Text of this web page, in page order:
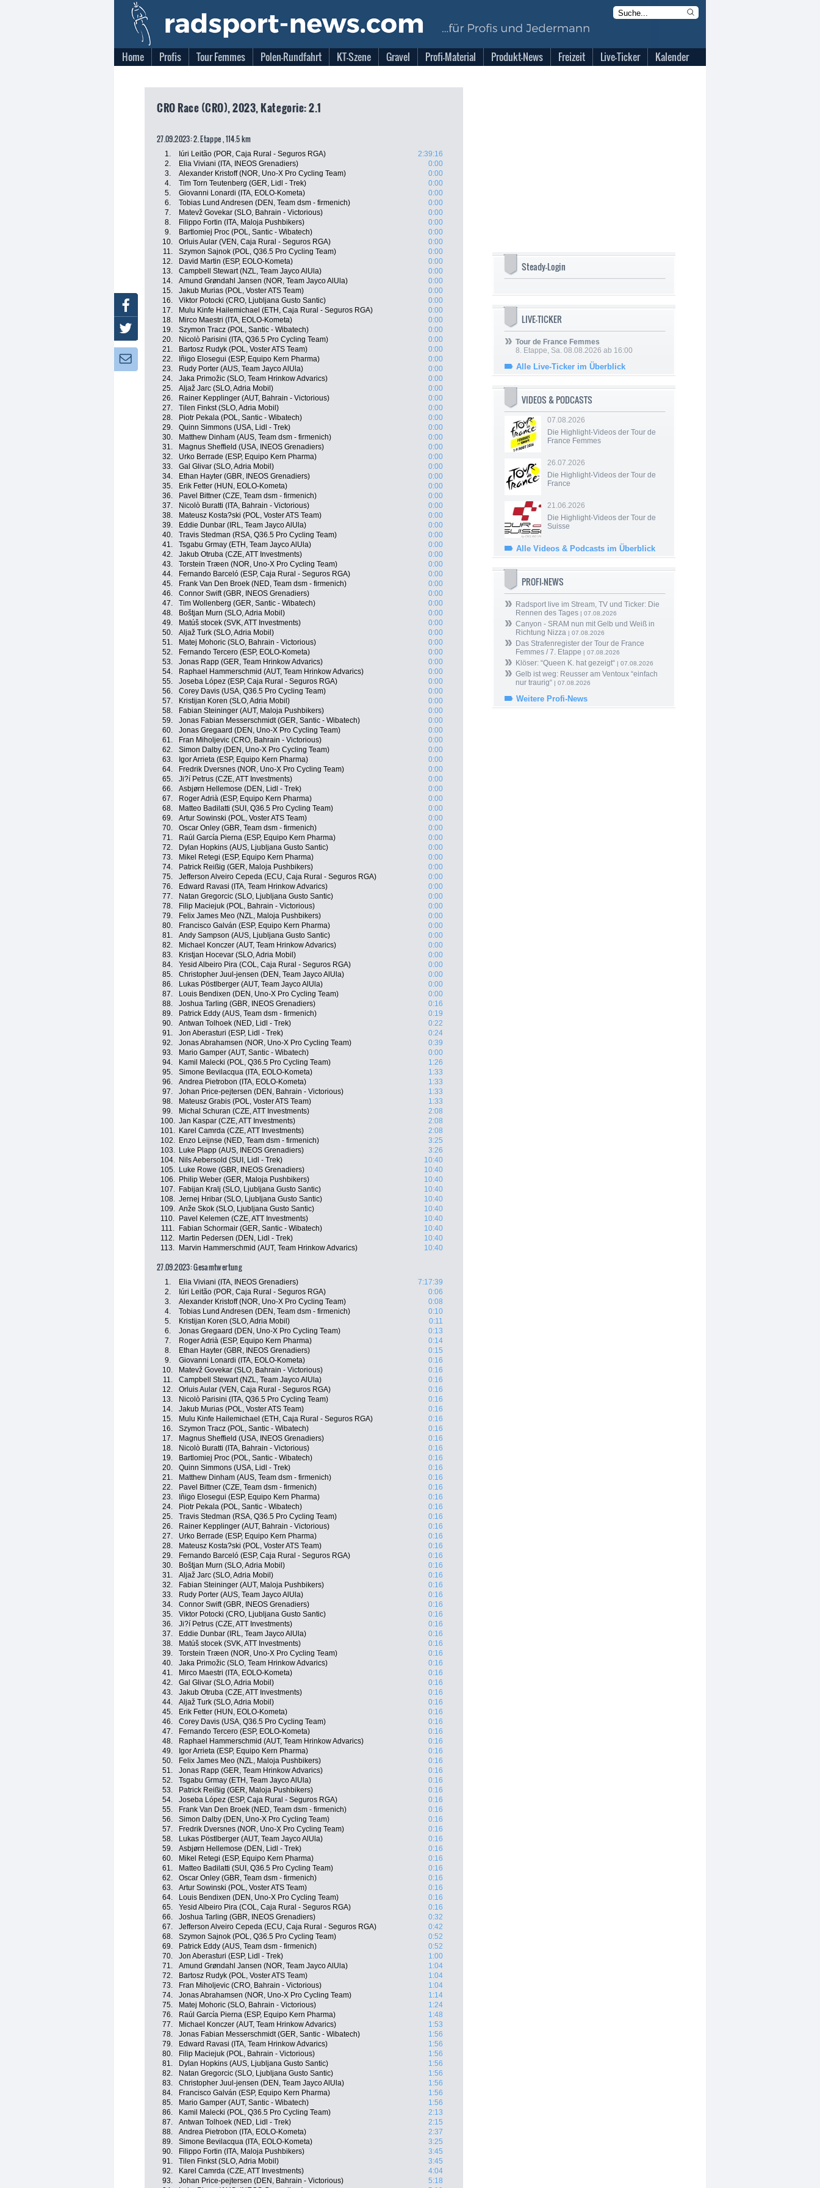
Home Profis Tour Femmes Polen-Rundfahrt KT-Szene Gravel Profi-Material Produkt-News Freizeit Live-Ticker Kalender
CRO Race (CRO), 2023, Kategorie: 2.1
27.09.2023: 2. Etappe , 114.5 km
1. Iúri Leitão (POR, Caja Rural - Seguros RGA)
2:39:16
2.
Elia Viviani (ITA, INEOS Grenadiers)
0:00
3.
Alexander Kristoff (NOR, Uno-X Pro Cycling Team)
0:00
4.
Tim Torn Teutenberg (GER, Lidl - Trek)
0:00
5.
Giovanni Lonardi (ITA, EOLO-Kometa)
0:00
6.
Tobias Lund Andresen (DEN, Team dsm - firmenich)
0:00
7.
Matevž Govekar (SLO, Bahrain - Victorious)
0:00
8.
Filippo Fortin (ITA, Maloja Pushbikers)
0:00
9.
Bartlomiej Proc (POL, Santic - Wibatech)
0:00
10.
Orluis Aular (VEN, Caja Rural - Seguros RGA)
0:00
11.
Szymon Sajnok (POL, Q36.5 Pro Cycling Team)
0:00
12.
David Martin (ESP, EOLO-Kometa)
0:00
13.
Campbell Stewart (NZL, Team Jayco AlUla)
0:00
14.
Amund Grøndahl Jansen (NOR, Team Jayco AlUla)
0:00
15.
Jakub Murias (POL, Voster ATS Team)
0:00
16.
Viktor Potocki (CRO, Ljubljana Gusto Santic)
0:00
17.
Mulu Kinfe Hailemichael (ETH, Caja Rural - Seguros RGA)
0:00
18.
Mirco Maestri (ITA, EOLO-Kometa)
0:00
19.
Szymon Tracz (POL, Santic - Wibatech)
0:00
20.
Nicolò Parisini (ITA, Q36.5 Pro Cycling Team)
0:00
21.
Bartosz Rudyk (POL, Voster ATS Team)
0:00
22.
Iñigo Elosegui (ESP, Equipo Kern Pharma)
0:00
23.
Rudy Porter (AUS, Team Jayco AlUla)
0:00
24.
Jaka Primožic (SLO, Team Hrinkow Advarics)
0:00
25.
Aljaž Jarc (SLO, Adria Mobil)
0:00
26.
Rainer Kepplinger (AUT, Bahrain - Victorious)
0:00
27.
Tilen Finkst (SLO, Adria Mobil)
0:00
28.
Piotr Pekala (POL, Santic - Wibatech)
0:00
29.
Quinn Simmons (USA, Lidl - Trek)
0:00
30.
Matthew Dinham (AUS, Team dsm - firmenich)
0:00
31.
Magnus Sheffield (USA, INEOS Grenadiers)
0:00
32.
Urko Berrade (ESP, Equipo Kern Pharma)
0:00
33.
Gal Glivar (SLO, Adria Mobil)
0:00
34.
Ethan Hayter (GBR, INEOS Grenadiers)
0:00
35.
Erik Fetter (HUN, EOLO-Kometa)
0:00
36.
Pavel Bittner (CZE, Team dsm - firmenich)
0:00
37.
Nicolò Buratti (ITA, Bahrain - Victorious)
0:00
38.
Mateusz Kosta?ski (POL, Voster ATS Team)
0:00
39.
Eddie Dunbar (IRL, Team Jayco AlUla)
0:00
40.
Travis Stedman (RSA, Q36.5 Pro Cycling Team)
0:00
41.
Tsgabu Grmay (ETH, Team Jayco AlUla)
0:00
42.
Jakub Otruba (CZE, ATT Investments)
0:00
43.
Torstein Træen (NOR, Uno-X Pro Cycling Team)
0:00
44.
Fernando Barceló (ESP, Caja Rural - Seguros RGA)
0:00
45.
Frank Van Den Broek (NED, Team dsm - firmenich)
0:00
46.
Connor Swift (GBR, INEOS Grenadiers)
0:00
47.
Tim Wollenberg (GER, Santic - Wibatech)
0:00
48.
Boštjan Murn (SLO, Adria Mobil)
0:00
49.
Matúš stocek (SVK, ATT Investments)
0:00
50.
Aljaž Turk (SLO, Adria Mobil)
0:00
51.
Matej Mohoric (SLO, Bahrain - Victorious)
0:00
52.
Fernando Tercero (ESP, EOLO-Kometa)
0:00
53.
Jonas Rapp (GER, Team Hrinkow Advarics)
0:00
54.
Raphael Hammerschmid (AUT, Team Hrinkow Advarics)
0:00
55.
Joseba López (ESP, Caja Rural - Seguros RGA)
0:00
56.
Corey Davis (USA, Q36.5 Pro Cycling Team)
0:00
57.
Kristijan Koren (SLO, Adria Mobil)
0:00
58.
Fabian Steininger (AUT, Maloja Pushbikers)
0:00
59.
Jonas Fabian Messerschmidt (GER, Santic - Wibatech)
0:00
60.
Jonas Gregaard (DEN, Uno-X Pro Cycling Team)
0:00
61.
Fran Miholjevic (CRO, Bahrain - Victorious)
0:00
62.
Simon Dalby (DEN, Uno-X Pro Cycling Team)
0:00
63.
Igor Arrieta (ESP, Equipo Kern Pharma)
0:00
64.
Fredrik Dversnes (NOR, Uno-X Pro Cycling Team)
0:00
65.
Ji?í Petrus (CZE, ATT Investments)
0:00
66.
Asbjørn Hellemose (DEN, Lidl - Trek)
0:00
67.
Roger Adrià (ESP, Equipo Kern Pharma)
0:00
68.
Matteo Badilatti (SUI, Q36.5 Pro Cycling Team)
0:00
69.
Artur Sowinski (POL, Voster ATS Team)
0:00
70.
Oscar Onley (GBR, Team dsm - firmenich)
0:00
71.
Raúl García Pierna (ESP, Equipo Kern Pharma)
0:00
72.
Dylan Hopkins (AUS, Ljubljana Gusto Santic)
0:00
73.
Mikel Retegi (ESP, Equipo Kern Pharma)
0:00
74.
Patrick Reißig (GER, Maloja Pushbikers)
0:00
75.
Jefferson Alveiro Cepeda (ECU, Caja Rural - Seguros RGA)
0:00
76.
Edward Ravasi (ITA, Team Hrinkow Advarics)
0:00
77.
Natan Gregorcic (SLO, Ljubljana Gusto Santic)
0:00
78.
Filip Maciejuk (POL, Bahrain - Victorious)
0:00
79.
Felix James Meo (NZL, Maloja Pushbikers)
0:00
80.
Francisco Galván (ESP, Equipo Kern Pharma)
0:00
81.
Andy Sampson (AUS, Ljubljana Gusto Santic)
0:00
82.
Michael Konczer (AUT, Team Hrinkow Advarics)
0:00
83.
Kristjan Hocevar (SLO, Adria Mobil)
0:00
84.
Yesid Albeiro Pira (COL, Caja Rural - Seguros RGA)
0:00
85.
Christopher Juul-jensen (DEN, Team Jayco AlUla)
0:00
86.
Lukas Pöstlberger (AUT, Team Jayco AlUla)
0:00
87.
Louis Bendixen (DEN, Uno-X Pro Cycling Team)
0:00
88.
Joshua Tarling (GBR, INEOS Grenadiers)
0:16
89.
Patrick Eddy (AUS, Team dsm - firmenich)
0:19
90.
Antwan Tolhoek (NED, Lidl - Trek)
0:22
91.
Jon Aberasturi (ESP, Lidl - Trek)
0:24
92.
Jonas Abrahamsen (NOR, Uno-X Pro Cycling Team)
0:39
93.
Mario Gamper (AUT, Santic - Wibatech)
0:00
94.
Kamil Malecki (POL, Q36.5 Pro Cycling Team)
1:26
95.
Simone Bevilacqua (ITA, EOLO-Kometa)
1:33
96.
Andrea Pietrobon (ITA, EOLO-Kometa)
1:33
97.
Johan Price-pejtersen (DEN, Bahrain - Victorious)
1:33
98.
Mateusz Grabis (POL, Voster ATS Team)
1:33
99.
Michal Schuran (CZE, ATT Investments)
2:08
100. Jan Kaspar (CZE, ATT Investments)
2:08
101.
Karel Camrda (CZE, ATT Investments)
2:08
102.
Enzo Leijnse (NED, Team dsm - firmenich)
3:25
103.
Luke Plapp (AUS, INEOS Grenadiers)
3:26
104.
Nils Aebersold (SUI, Lidl - Trek)
10:40
105.
Luke Rowe (GBR, INEOS Grenadiers)
10:40
106.
Philip Weber (GER, Maloja Pushbikers)
10:40
107.
Fabijan Kralj (SLO, Ljubljana Gusto Santic)
10:40
108. Jernej Hribar (SLO, Ljubljana Gusto Santic)
10:40
109. Anže Skok (SLO, Ljubljana Gusto Santic)
10:40
110.
Pavel Kelemen (CZE, ATT Investments)
10:40
111.
Fabian Schormair (GER, Santic - Wibatech)
10:40
112.
Martin Pedersen (DEN, Lidl - Trek)
10:40
113.
Marvin Hammerschmid (AUT, Team Hrinkow Advarics) 10:40
27.09.2023: Gesamtwertung
1. Elia Viviani (ITA, INEOS Grenadiers)
7:17:39
2.
Iúri Leitão (POR, Caja Rural - Seguros RGA)
0:06
3.
Alexander Kristoff (NOR, Uno-X Pro Cycling Team)
0:08
4.
Tobias Lund Andresen (DEN, Team dsm - firmenich)
0:10
5.
Kristijan Koren (SLO, Adria Mobil)
0:11
6.
Jonas Gregaard (DEN, Uno-X Pro Cycling Team)
0:13
7.
Roger Adrià (ESP, Equipo Kern Pharma)
0:14
8.
Ethan Hayter (GBR, INEOS Grenadiers)
0:15
9.
Giovanni Lonardi (ITA, EOLO-Kometa)
0:16
10.
Matevž Govekar (SLO, Bahrain - Victorious)
0:16
11.
Campbell Stewart (NZL, Team Jayco AlUla)
0:16
12.
Orluis Aular (VEN, Caja Rural - Seguros RGA)
0:16
13.
Nicolò Parisini (ITA, Q36.5 Pro Cycling Team)
0:16
14.
Jakub Murias (POL, Voster ATS Team)
0:16
15.
Mulu Kinfe Hailemichael (ETH, Caja Rural - Seguros RGA)
0:16
16.
Szymon Tracz (POL, Santic - Wibatech)
0:16
17.
Magnus Sheffield (USA, INEOS Grenadiers)
0:16
18.
Nicolò Buratti (ITA, Bahrain - Victorious)
0:16
19.
Bartlomiej Proc (POL, Santic - Wibatech)
0:16
20.
Quinn Simmons (USA, Lidl - Trek)
0:16
21.
Matthew Dinham (AUS, Team dsm - firmenich)
0:16
22.
Pavel Bittner (CZE, Team dsm - firmenich)
0:16
23.
Iñigo Elosegui (ESP, Equipo Kern Pharma)
0:16
24.
Piotr Pekala (POL, Santic - Wibatech)
0:16
25.
Travis Stedman (RSA, Q36.5 Pro Cycling Team)
0:16
26.
Rainer Kepplinger (AUT, Bahrain - Victorious)
0:16
27.
Urko Berrade (ESP, Equipo Kern Pharma)
0:16
28.
Mateusz Kosta?ski (POL, Voster ATS Team)
0:16
29.
Fernando Barceló (ESP, Caja Rural - Seguros RGA)
0:16
30.
Boštjan Murn (SLO, Adria Mobil)
0:16
31.
Aljaž Jarc (SLO, Adria Mobil)
0:16
32.
Fabian Steininger (AUT, Maloja Pushbikers)
0:16
33.
Rudy Porter (AUS, Team Jayco AlUla)
0:16
34.
Connor Swift (GBR, INEOS Grenadiers)
0:16
35.
Viktor Potocki (CRO, Ljubljana Gusto Santic)
0:16
36.
Ji?í Petrus (CZE, ATT Investments)
0:16
37.
Eddie Dunbar (IRL, Team Jayco AlUla)
0:16
38.
Matúš stocek (SVK, ATT Investments)
0:16
39.
Torstein Træen (NOR, Uno-X Pro Cycling Team)
0:16
40.
Jaka Primožic (SLO, Team Hrinkow Advarics)
0:16
41.
Mirco Maestri (ITA, EOLO-Kometa)
0:16
42.
Gal Glivar (SLO, Adria Mobil)
0:16
43.
Jakub Otruba (CZE, ATT Investments)
0:16
44.
Aljaž Turk (SLO, Adria Mobil)
0:16
45.
Erik Fetter (HUN, EOLO-Kometa)
0:16
46.
Corey Davis (USA, Q36.5 Pro Cycling Team)
0:16
47.
Fernando Tercero (ESP, EOLO-Kometa)
0:16
48.
Raphael Hammerschmid (AUT, Team Hrinkow Advarics)
0:16
49.
Igor Arrieta (ESP, Equipo Kern Pharma)
0:16
50.
Felix James Meo (NZL, Maloja Pushbikers)
0:16
51.
Jonas Rapp (GER, Team Hrinkow Advarics)
0:16
52.
Tsgabu Grmay (ETH, Team Jayco AlUla)
0:16
53.
Patrick Reißig (GER, Maloja Pushbikers)
0:16
54.
Joseba López (ESP, Caja Rural - Seguros RGA)
0:16
55.
Frank Van Den Broek (NED, Team dsm - firmenich)
0:16
56.
Simon Dalby (DEN, Uno-X Pro Cycling Team)
0:16
57.
Fredrik Dversnes (NOR, Uno-X Pro Cycling Team)
0:16
58.
Lukas Pöstlberger (AUT, Team Jayco AlUla)
0:16
59.
Asbjørn Hellemose (DEN, Lidl - Trek)
0:16
60.
Mikel Retegi (ESP, Equipo Kern Pharma)
0:16
61.
Matteo Badilatti (SUI, Q36.5 Pro Cycling Team)
0:16
62.
Oscar Onley (GBR, Team dsm - firmenich)
0:16
63.
Artur Sowinski (POL, Voster ATS Team)
0:16
64.
Louis Bendixen (DEN, Uno-X Pro Cycling Team)
0:16
65.
Yesid Albeiro Pira (COL, Caja Rural - Seguros RGA)
0:16
66.
Joshua Tarling (GBR, INEOS Grenadiers)
0:32
67.
Jefferson Alveiro Cepeda (ECU, Caja Rural - Seguros RGA)
0:42
68.
Szymon Sajnok (POL, Q36.5 Pro Cycling Team)
0:52
69.
Patrick Eddy (AUS, Team dsm - firmenich)
0:52
70.
Jon Aberasturi (ESP, Lidl - Trek)
1:00
71.
Amund Grøndahl Jansen (NOR, Team Jayco AlUla)
1:04
72.
Bartosz Rudyk (POL, Voster ATS Team)
1:04
73.
Fran Miholjevic (CRO, Bahrain - Victorious)
1:04
74.
Jonas Abrahamsen (NOR, Uno-X Pro Cycling Team)
1:14
75.
Matej Mohoric (SLO, Bahrain - Victorious)
1:24
76.
Raúl García Pierna (ESP, Equipo Kern Pharma)
1:48
77.
Michael Konczer (AUT, Team Hrinkow Advarics)
1:53
78.
Jonas Fabian Messerschmidt (GER, Santic - Wibatech)
1:56
79.
Edward Ravasi (ITA, Team Hrinkow Advarics)
1:56
80.
Filip Maciejuk (POL, Bahrain - Victorious)
1:56
81.
Dylan Hopkins (AUS, Ljubljana Gusto Santic)
1:56
82.
Natan Gregorcic (SLO, Ljubljana Gusto Santic)
1:56
83.
Christopher Juul-jensen (DEN, Team Jayco AlUla)
1:56
84.
Francisco Galván (ESP, Equipo Kern Pharma)
1:56
85.
Mario Gamper (AUT, Santic - Wibatech)
1:56
86.
Kamil Malecki (POL, Q36.5 Pro Cycling Team)
2:13
87.
Antwan Tolhoek (NED, Lidl - Trek)
2:15
88.
Andrea Pietrobon (ITA, EOLO-Kometa)
2:37
89.
Simone Bevilacqua (ITA, EOLO-Kometa)
3:25
90.
Filippo Fortin (ITA, Maloja Pushbikers)
3:45
91.
Tilen Finkst (SLO, Adria Mobil)
3:45
92.
Karel Camrda (CZE, ATT Investments)
4:04
93.
Johan Price-pejtersen (DEN, Bahrain - Victorious)
5:18
Steady-Login
LIVE-TICKER
Tour de France Femmes
8. Etappe, Sa. 08.08.2026 ab 16:00
Alle Live-Ticker im Überblick
VIDEOS & PODCASTS
07.08.2026
Die Highlight-Videos der Tour de
France Femmes
26.07.2026
Die Highlight-Videos der Tour de
France
21.06.2026
Die Highlight-Videos der Tour de
Suisse
Alle Videos & Podcasts im Überblick
PROFI-NEWS
Radsport live im Stream, TV und Ticker: Die
Rennen des Tages | 07.08.2026
Canyon - SRAM nun mit Gelb und Weiß in
Richtung Nizza | 07.08.2026
Das Strafenregister der Tour de France
Femmes / 7. Etappe | 07.08.2026
Klöser: “Queen K. hat gezeigt“ | 07.08.2026
Gelb ist weg: Reusser am Ventoux “einfach
nur traurig“ | 07.08.2026
Weitere Profi-News
Facebook
Twitter
Newsletter: